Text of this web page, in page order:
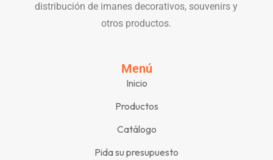
distribución de imanes decorativos, souvenirs y
otros productos.
Menú
Inicio
Productos
Catálogo
Pida su presupuesto